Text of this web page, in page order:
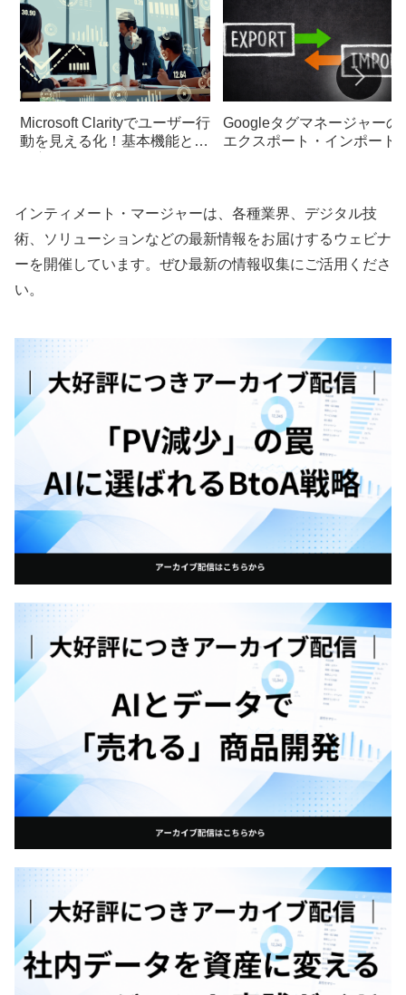
Microsoft Clarityでユーザー行
動を見える化！基本機能と使
Googleタグマネージャーの
エクスポート・インポート
インティメート・マージャーは、各種業界、デジタル技
術、ソリューションなどの最新情報をお届けするウェビナ
ーを開催しています。ぜひ最新の情報収集にご活用くださ
い。